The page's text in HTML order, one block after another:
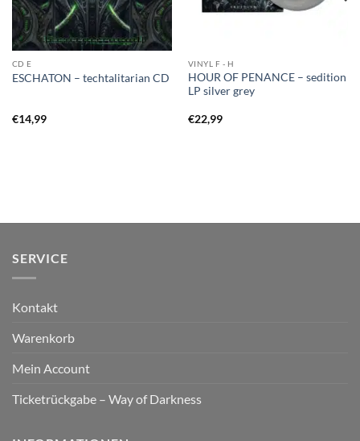
CD E
ESCHATON – techtalitarian CD
€14,99
VINYL F - H
HOUR OF PENANCE – sedition
LP silver grey
€22,99
SERVICE
Kontakt
Warenkorb
Mein Account
Ticketrückgabe – Way of Darkness